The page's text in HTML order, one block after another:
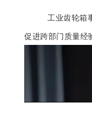
工业齿轮箱
促进跨部门质量经